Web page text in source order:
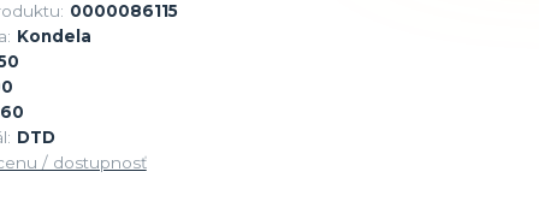
0000086115
Kondela
60
DTD
/ dostupnosť